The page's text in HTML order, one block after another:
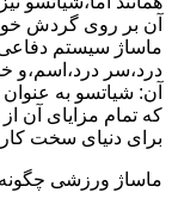
آن بر روی گردش
ماساژ سیستم دفاعی
درد،سر درد،اسم،و
آن: شیاتسو به
که تمام مزایای آن
برای دنیای سخت
ماساژ ورزشی